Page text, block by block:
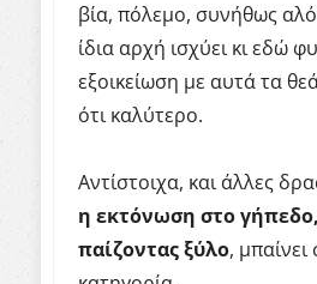
βία, πόλεμο, συνήθως
ίδια αρχή ισχύει κι εδώ
εξοικείωση με αυτά τα
ότι καλύτερο.
Αντίστοιχα, και άλλες
η εκτόνωση στο
παίζοντας ξύλο, μπαίνει